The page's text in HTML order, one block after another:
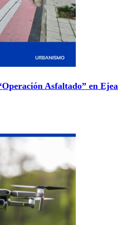
Asfaltado” en Ejea